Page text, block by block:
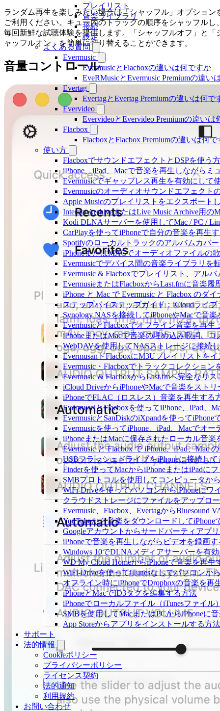
プレイリスト
音楽ライブラリ
接続
設定
よくある質問
Evermusic
EvermusicとFlacboxの違いは何ですか
EveRMusicとEvermusic Premiumの違い
Evertag
EvertagとEvertag Premiumの違いは何で
Evervideo
EvervideoとEvervideo Premiumの違いは
Flacbox
FlacboxとFlacbox Premiumの違いは何
使い方
FlacboxでサウンドエフェクトとDSPを使う
iPhone、iPad、Macで音楽を再生しながら
Evermusicでギャップレス再生を有効にして
Evermusicのオーディオサウンドエフェク
Apple Musicのプレイリストをエクスポート
Internet ArchiveまたはLive Music Archive用
Kodi DLNAサーバーを使用してMac / PC /
CarPlayを使ってiPhoneで自分の音楽を再生
Spotifyのローカルトラックのアルバムカバ
iPhoneまたはMACでオーディオファイルの
Evermusicでデバイス間の音楽ライブラリ
Evermusic & Flacboxでプレイリスト、アル
EvermusieまたはFlacboxからLast.fmに音楽
iPhone と Mac で Evermusic と Flacbox の
ステップバイステップガイド：iCloudライ
Synology NASを接続してiPhoneやMacで音
EvermusicとFlacboxでオフライン音楽を再
iPhoneまたはMacで音楽の埋め込み歌詞、
WebDAVを使用してNASストレージに接続
EvermusanドFlacboxにM3Uプレイリストを
Evermusic・Flacboxでトラックコレクショ
Evermusic & FlacboxからLast.fmへ完全なリ
iCloud DriveからiPhoneやMacで音楽をスト
iPhoneでFLAC（ロスレス）音楽を再生する
EvermusciとFlacboxを使ってiPhone、iPad
EvermusicとSanDiskのiXpandを使って
Evermusicを使ってiPhone、iPad、Macでオ
iPhoneまたはMacに保存されたローカル音楽
Evermusic と Flacbox で iPhone、iPad、
USBフラッシュドライブをiPhoneに接続し
Finderを使ってMacからiPhoneまたはiPadに
SMBプロトコルを使用してコンピュータか
WiFi-Driveを使ってパソコンからiPhoneに
クラウドストレージにファイルをアップロ
Evermusic、Flacbox、Evertagから
YouTubeから音楽をダウンロードして
Googleアカウントからサードパーティアプ
iPhoneで音楽を再生しながらビデオを録画
Windows 10でDLNAメディアサーバーを有
WD My Cloud HomeからiPhoneで音楽を再生
WiFi-Driveを使ってiTunesなしでパソコンか
オフライン時にiPhoneでDropboxの音楽を再
iPhoneとMacでID3タグを編集する方法
iPhoneでローカルファイル（iTunesファイル
SMBを使用してMacまたはPCからiPhoneに
App Storeからアプリをインストールする方
サポート
法的情報
Cookieポリシー
プライバシーポリシー
ライセンス契約
法的通知
利用規約
お問い合わせ
ランダム再生を楽しみたい場合は「シャッフル」オプション
ご利用ください。キュー内のトラックの順序をシャッフルし
毎回新鮮な試聴体験を提供します。「シャッフルオフ」と「
ャッフルオン」を簡単に切り替えることができます。
音量コントロール